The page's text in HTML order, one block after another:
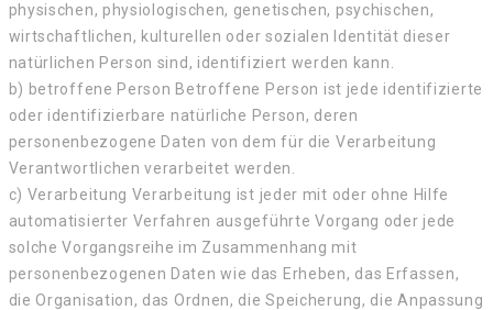
physischen, physiologischen, genetischen, psychischen,
wirtschaftlichen, kulturellen oder sozialen Identität dieser
natürlichen Person sind, identifiziert werden kann.
b) betroffene Person Betroffene Person ist jede identifizierte
oder identifizierbare natürliche Person, deren
personenbezogene Daten von dem für die Verarbeitung
Verantwortlichen verarbeitet werden.
c) Verarbeitung Verarbeitung ist jeder mit oder ohne Hilfe
automatisierter Verfahren ausgeführte Vorgang oder jede
solche Vorgangsreihe im Zusammenhang mit
personenbezogenen Daten wie das Erheben, das Erfassen,
die Organisation, das Ordnen, die Speicherung, die Anpassung